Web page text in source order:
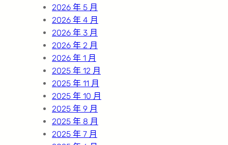
2026 年 5 月
2026 年 4 月
2026 年 3 月
2026 年 2 月
2026 年 1 月
2025 年 12 月
2025 年 11 月
2025 年 10 月
2025 年 9 月
2025 年 8 月
2025 年 7 月